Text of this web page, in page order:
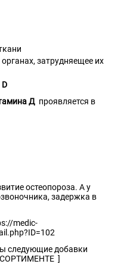
затрудняещее их
Д проявляется в
остеопороза. А у
задержка в
medic-
следующие добавки
]